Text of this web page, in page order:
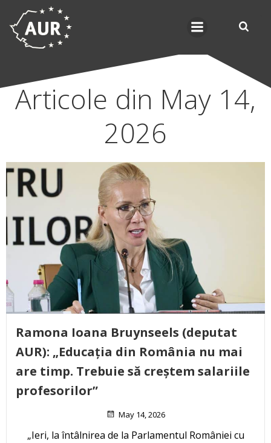
Articole din May 14,
2026
Ramona Ioana Bruynseels (deputat
AUR): „Educația din România nu mai
are timp. Trebuie să creștem salariile
profesorilor”
May 14, 2026
„Ieri, la întâlnirea de la Parlamentul României cu